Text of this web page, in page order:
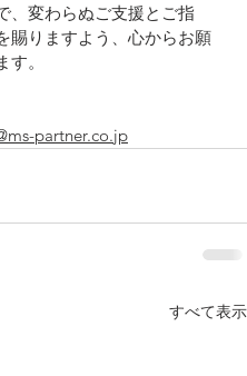
、変わらぬご支援とご指
賜りますよう、心からお願
。
partner.co.jp
すべて表示